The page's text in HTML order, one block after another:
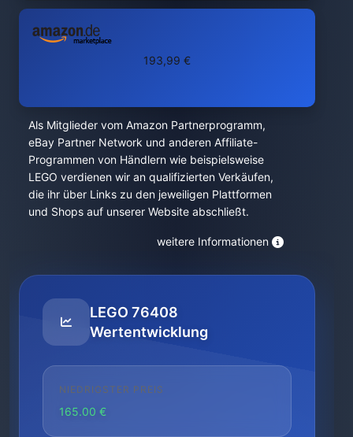
193,99 €
Als Mitglieder vom Amazon Partnerprogramm,
eBay Partner Network und anderen Affiliate-
Programmen von Händlern wie beispielsweise
LEGO verdienen wir an qualifizierten Verkäufen,
die ihr über Links zu den jeweiligen Plattformen
und Shops auf unserer Website abschließt.
weitere Informationen
LEGO 76408
Wertentwicklung
NIEDRIGSTER PREIS
165.00 €